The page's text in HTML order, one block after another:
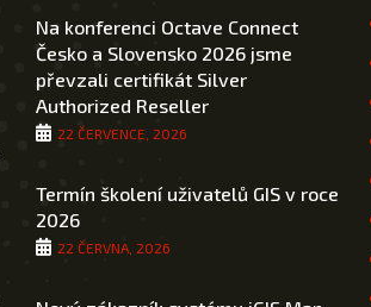
Na konferenci Octave Connect
Česko a Slovensko 2026 jsme
převzali certifikát Silver
Authorized Reseller
22 ČERVENCE, 2026
Termín školení uživatelů GIS v roce
2026
22 ČERVNA, 2026